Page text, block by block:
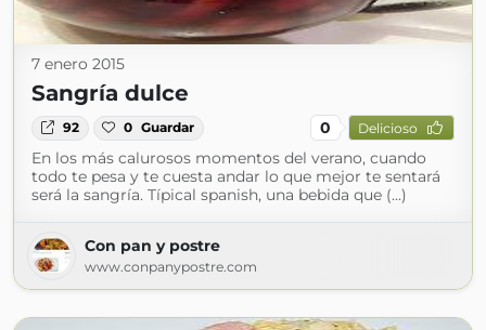
7 enero 2015
Sangría dulce
92 0 Guardar 0 Delicioso
En los más calurosos momentos del verano, cuando
todo te pesa y te cuesta andar lo que mejor te sentará
será la sangría. Típical spanish, una bebida que (...)
Con pan y postre
www.conpanypostre.com